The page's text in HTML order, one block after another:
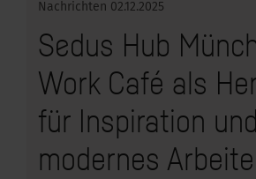
Nachrichten 02.12.2025
Sedus Hub
Work Café als
für Inspiration und
modernes